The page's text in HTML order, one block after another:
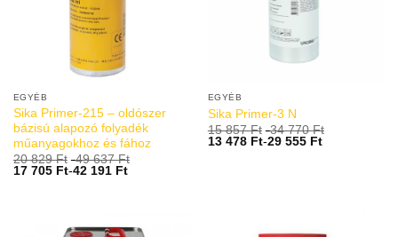
EGYÉB
Sika Primer-215 – oldószer
bázisú alapozó folyadék
műanyagokhoz és fához
20 829Ft -49 637Ft
17 705 Ft-42 191 Ft
EGYÉB
Sika Primer-3 N
15 857Ft -34 770Ft
13 478 Ft-29 555 Ft